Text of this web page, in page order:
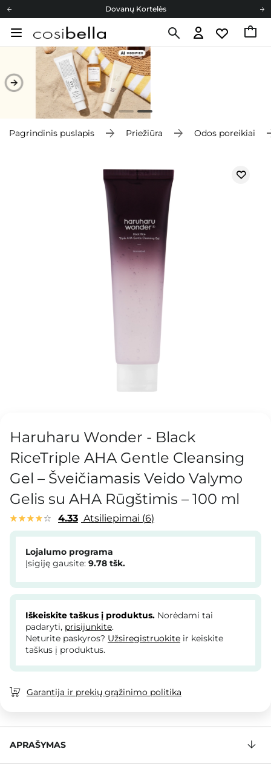
Dovanų Kortelės
Cosibella lojalumo programa
Dovanų Kortelės
Pagrindinis puslapis Priežiūra Odos poreikiai
Haruharu Wonder - Black
RiceTriple AHA Gentle Cleansing
Gel – Šveičiamasis Veido Valymo
Gelis su AHA Rūgštimis – 100 ml
4.33 Atsiliepimai 6
Lojalumo programa
Įsigiję gausite: 9.78 tšk.
Iškeiskite taškus į produktus. Norėdami tai
padaryti, prisijunkite.
Neturite paskyros? Užsiregistruokite ir keiskite
taškus į produktus.
Garantija ir prekių grąžinimo politika
APRAŠYMAS